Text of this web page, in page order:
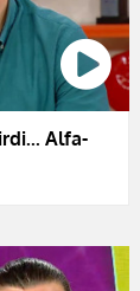
Alfa-